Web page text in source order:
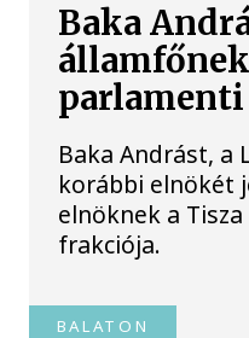
Baka
Baka Andrást, a
korábbi elnökét
elnöknek a
frakciója.
BALATON